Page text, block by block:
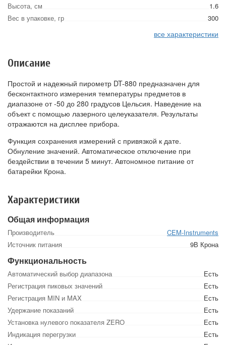
Высота, см
1.6
Вес в упаковке, гр
300
все характеристики
Описание
Простой и надежный пирометр DT-880 предназначен для
бесконтактного измерения температуры предметов в
диапазоне от -50 до 280 градусов Цельсия. Наведение на
объект с помощью лазерного целеуказателя. Результаты
отражаются на дисплее прибора.
Функция сохранения измерений с привязкой к дате.
Обнуление значений. Автоматическое отключение при
бездействии в течении 5 минут. Автономное питание от
батарейки Крона.
Характеристики
Общая информация
Производитель
CEM-Instruments
Источник питания
9В Крона
Функциональность
Автоматический выбор диапазона
Есть
Регистрация пиковых значений
Есть
Регистрация MIN и MAX
Есть
Удержание показаний
Есть
Установка нулевого показателя ZERO
Есть
Индикация перегрузки
Есть